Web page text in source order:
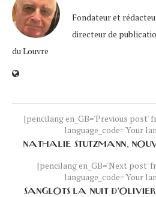
Fondateur et
directeur de
du Louvre
[pencilang en_GB='Previous post'
language_code='Your
NATHALIE STUTZMANN,
[pencilang en_GB='Next post'
language_code='Your
SANGLOTS LA NUIT